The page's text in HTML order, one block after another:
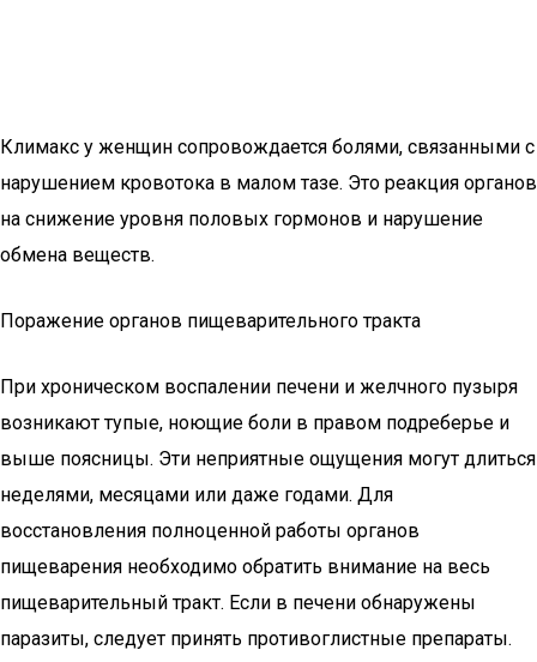
Климакс у женщин сопровождается болями, связанными с
нарушением кровотока в малом тазе. Это реакция органов
на снижение уровня половых гормонов и нарушение
обмена веществ.
Поражение органов пищеварительного тракта
При хроническом воспалении печени и желчного пузыря
возникают тупые, ноющие боли в правом подреберье и
выше поясницы. Эти неприятные ощущения могут длиться
неделями, месяцами или даже годами. Для
восстановления полноценной работы органов
пищеварения необходимо обратить внимание на весь
пищеварительный тракт. Если в печени обнаружены
паразиты, следует принять противоглистные препараты.